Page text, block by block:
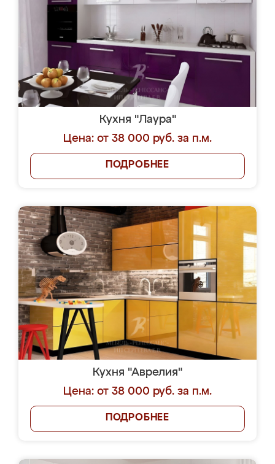
Кухня "Лаура"
Цена: от 38 000 руб. за п.м.
ПОДРОБНЕЕ
Кухня "Аврелия"
Цена: от 38 000 руб. за п.м.
ПОДРОБНЕЕ